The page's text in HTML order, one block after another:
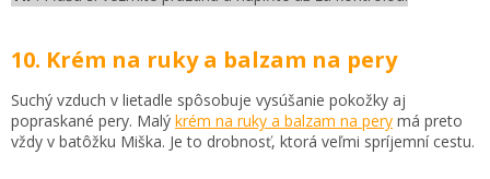
10. Krém na ruky a balzam na pery
Suchý vzduch v lietadle spôsobuje vysúšanie pokožky aj
popraskané pery. Malý krém na ruky a balzam na pery má preto
vždy v batôžku Miška. Je to drobnosť, ktorá veľmi spríjemní cestu.